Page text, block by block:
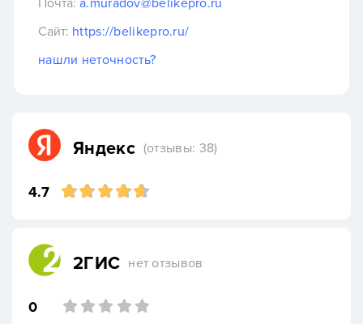
Почта: a.muradov@belikepro.ru
Сайт: https://belikepro.ru/
нашли неточность?
Яндекс (отзывы: 38)
4.7
2ГИС нет отзывов
0